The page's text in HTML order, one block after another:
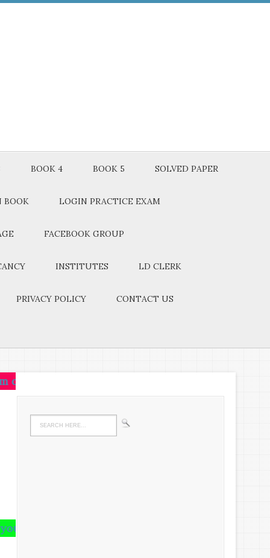
BOOK 4 BOOK 5 SOLVED PAPER
BOOK LOGIN PRACTICE EXAM
FACEBOOK GROUP
INSTITUTES LD CLERK
PRIVACY POLICY CONTACT US
idea.Let the brain,muscles,nerves,every
runs riot there,undigested all your life.We